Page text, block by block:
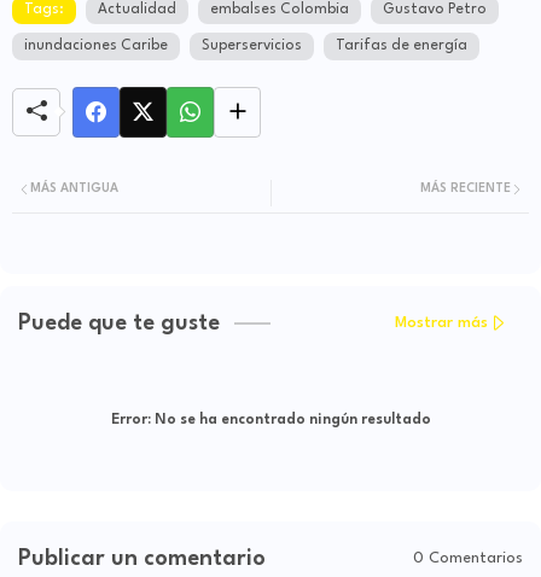
Tags: Actualidad embalses Colombia Gustavo Petro
inundaciones Caribe Superservicios Tarifas de energía
MÁS RECIENTE
MÁS ANTIGUA
Puede que te guste Mostrar más
Error:No se ha encontrado ningún resultado
Publicar un comentario 0 Comentarios